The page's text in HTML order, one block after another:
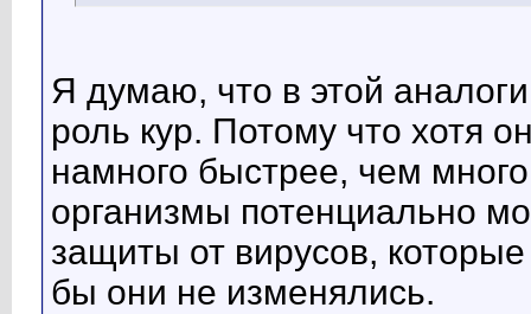
Я думаю, что в этой
роль кур. Потому что хотя
намного быстрее, чем
организмы потенциально
защиты от вирусов,
бы они не изменялись.